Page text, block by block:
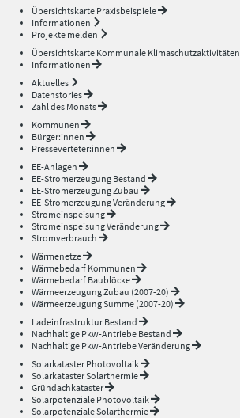
Übersichtskarte Praxisbeispiele
Informationen
Projekte melden
Übersichtskarte Kommunale Klimaschutzaktivitäten
Informationen
Aktuelles
Datenstories
Zahl des Monats
Kommunen
Bürger:innen
Presseverteter:innen
EE-Anlagen
EE-Stromerzeugung Bestand
EE-Stromerzeugung Zubau
EE-Stromerzeugung Veränderung
Stromeinspeisung
Stromeinspeisung Veränderung
Stromverbrauch
Wärmenetze
Wärmebedarf Kommunen
Wärmebedarf Baublöcke
Wärmeerzeugung Zubau (2007-20)
Wärmeerzeugung Summe (2007-20)
Ladeinfrastruktur Bestand
Nachhaltige Pkw-Antriebe Bestand
Nachhaltige Pkw-Antriebe Veränderung
Solarkataster Photovoltaik
Solarkataster Solarthermie
Gründachkataster
Solarpotenziale Photovoltaik
Solarpotenziale Solarthermie